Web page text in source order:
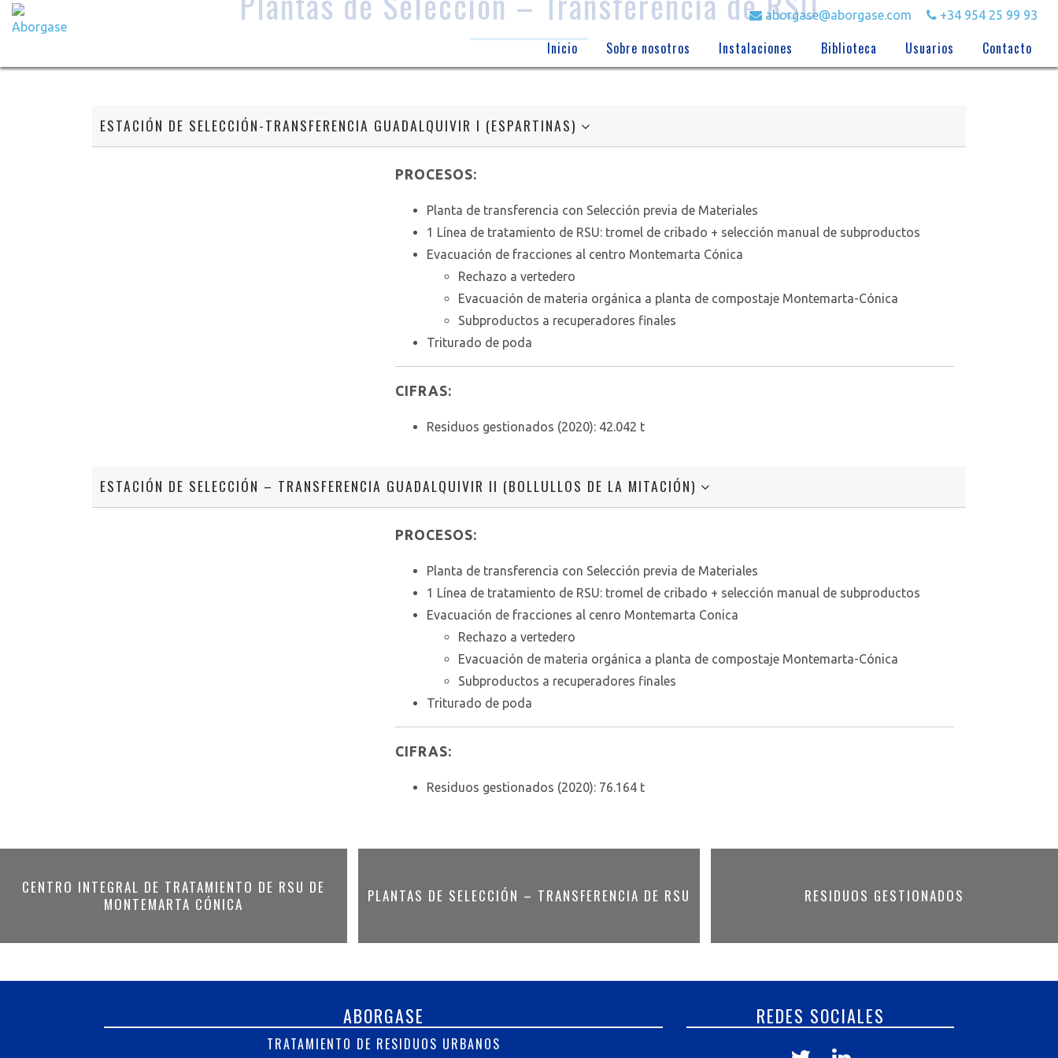
aborgase@aborgase.com +34 954 25 99 93
Inicio Sobre nosotros Instalaciones Biblioteca Usuarios Contacto
ESTACIÓN DE SELECCIÓN-TRANSFERENCIA GUADALQUIVIR I (ESPARTINAS)
PROCESOS:
Planta de transferencia con Selección previa de Materiales
1 Línea de tratamiento de RSU: tromel de cribado + selección manual de subproductos
Evacuación de fracciones al centro Montemarta Cónica
Rechazo a vertedero
Evacuación de materia orgánica a planta de compostaje Montemarta-Cónica
Subproductos a recuperadores finales
Triturado de poda
CIFRAS:
Residuos gestionados (2020): 42.042 t
ESTACIÓN DE SELECCIÓN – TRANSFERENCIA GUADALQUIVIR II (BOLLULLOS DE LA MITACIÓN)
PROCESOS:
Planta de transferencia con Selección previa de Materiales
1 Línea de tratamiento de RSU: tromel de cribado + selección manual de subproductos
Evacuación de fracciones al cenro Montemarta Conica
Rechazo a vertedero
Evacuación de materia orgánica a planta de compostaje Montemarta-Cónica
Subproductos a recuperadores finales
Triturado de poda
CIFRAS:
Residuos gestionados (2020): 76.164 t
CENTRO INTEGRAL DE TRATAMIENTO DE RSU DE
MONTEMARTA CÓNICA
PLANTAS DE SELECCIÓN – TRANSFERENCIA DE RSU RESIDUOS GESTIONADOS
ABORGASE
TRATAMIENTO DE RESIDUOS URBANOS
REDES SOCIALES